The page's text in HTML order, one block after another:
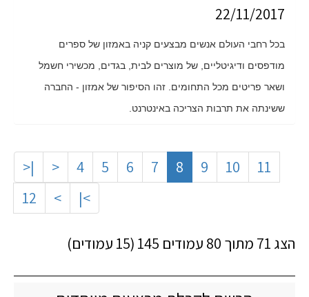
22/11/2017
בכל רחבי העולם אנשים מבצעים קניה באמזון של ספרים
מודפסים ודיגיטליים, של מוצרים לבית, בגדים, מכשירי חשמל
ושאר פריטים מכל התחומים. זהו הסיפור של אמזון - החברה
ששינתה את תרבות הצריכה באינטרנט.
|< < 4 5 6 7 8 9 10
11
12
> >|
הצג 71 מתוך 80 עמודים 145 (15 עמודים)